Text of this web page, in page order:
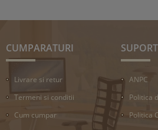
CUMPARATURI
Livrare si retur
Termeni si conditii
Cum cumpar
SUPORT
ANPC
Politica
Politica